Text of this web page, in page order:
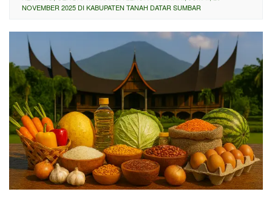
NOVEMBER 2025 DI KABUPATEN TANAH DATAR SUMBAR